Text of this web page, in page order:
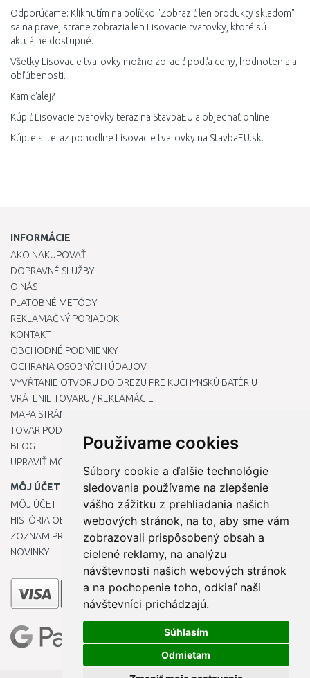
Používame cookies
Súbory cookie a ďalšie technológie
sledovania používame na zlepšenie
vášho zážitku z prehliadania našich
webových stránok, na to, aby sme vám
zobrazovali prispôsobený obsah a
cielené reklamy, na analýzu
návštevnosti našich webových stránok
a na pochopenie toho, odkiaľ naši
návštevníci prichádzajú.
Súhlasím
Odmietam
Odporúčame: Kliknutím na políčko "Zobraziť len produkty skladom"
sa na pravej strane zobrazia len Lisovacie tvarovky, ktoré sú
aktuálne dostupné.
Všetky Lisovacie tvarovky možno zoradiť podľa ceny, hodnotenia a
obľúbenosti.
Kam ďalej?
Kúpiť Lisovacie tvarovky teraz na StavbaEU a objednať online.
Kúpte si teraz pohodlne Lisovacie tvarovky na StavbaEU.sk.
INFORMÁCIE
AKO NAKUPOVAŤ
DOPRAVNÉ SLUŽBY
O NÁS
PLATOBNÉ METÓDY
REKLAMAČNÝ PORIADOK
KONTAKT
OBCHODNÉ PODMIENKY
OCHRANA OSOBNÝCH ÚDAJOV
VYVŔTANIE OTVORU DO DREZU PRE KUCHYNSKÚ BATÉRIU
VRÁTENIE TOVARU / REKLAMÁCIE
MAPA STRÁNOK
TOVAR PODĽA ZNAČIEK
BLOG
UPRAVIŤ MOJE PREDVOĽBY COOKIES
MÔJ ÚČET
MÔJ ÚČET
HISTÓRIA OBJEDNÁVOK
ZOZNAM PRIANÍ
NOVINKY